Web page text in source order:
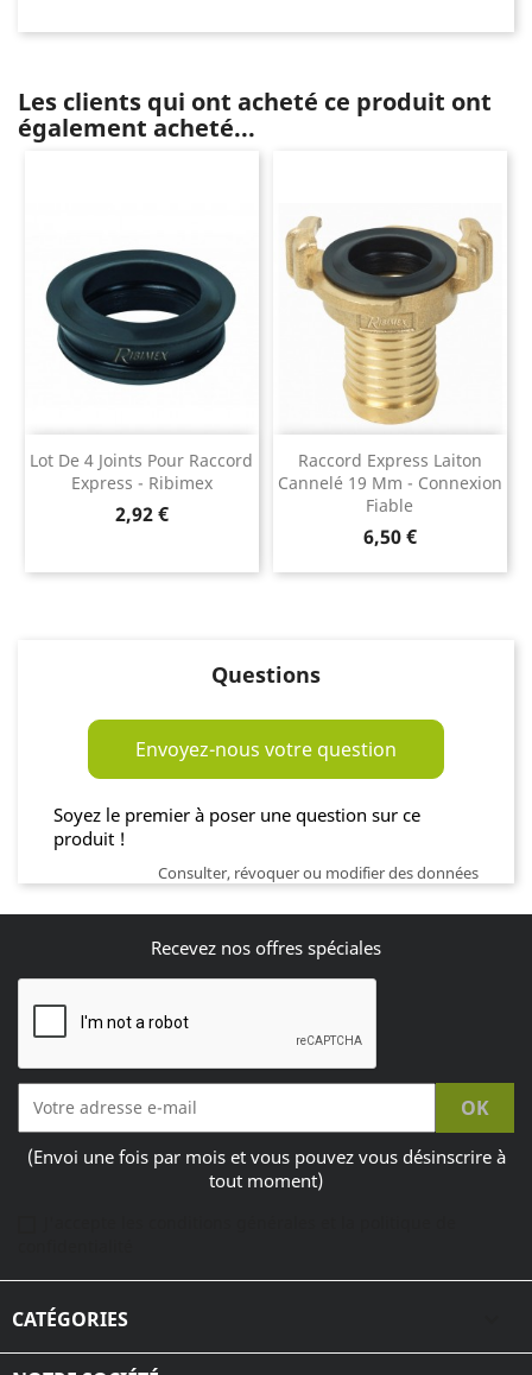
Les clients qui ont acheté ce produit ont
également acheté...
Lot De 4 Joints Pour Raccord
Express - Ribimex
Prix
2,92 €
Raccord Express Laiton
Cannelé 19 Mm - Connexion
Fiable
Prix
6,50 €
Questions
Envoyez-nous votre question
Soyez le premier à poser une question sur ce
produit !
Consulter, révoquer ou modifier des données
Recevez nos offres spéciales
(Envoi une fois par mois et vous pouvez vous désinscrire à
tout moment)
CATÉGORIES